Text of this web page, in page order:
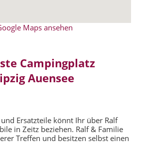
Maps ansehen
Campingplatz
Auensee
Ersatzteile könnt Ihr über Ralf
in Zeitz beziehen. Ralf & Familie
Treffen und besitzen selbst einen